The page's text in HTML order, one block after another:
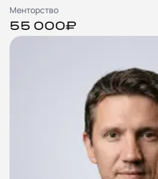
Менторство
55 000₽